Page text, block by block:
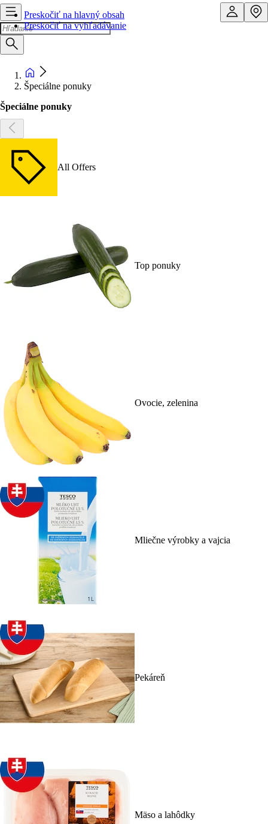
Preskočiť na hlavný obsah
Preskočiť na vyhľadávanie
Špeciálne ponuky
Špeciálne ponuky
All Offers
Top ponuky
Ovocie, zelenina
Mliečne výrobky a vajcia
Pekáreň
Mäso a lahôdky